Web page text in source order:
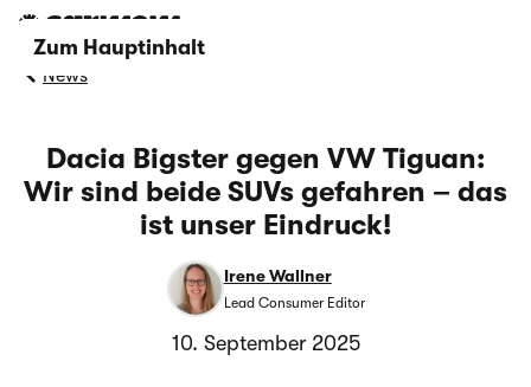
Zum Hauptinhalt
News
Dacia Bigster gegen VW Tiguan:
Wir sind beide SUVs gefahren – das
ist unser Eindruck!
Irene Wallner
Lead Consumer Editor
10. September 2025